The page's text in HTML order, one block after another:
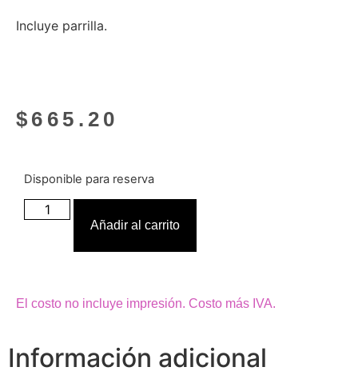
Incluye parrilla.
$ 665.20
Disponible para reserva
Añadir al carrito
El costo no incluye impresión. Costo más IVA.
Información adicional